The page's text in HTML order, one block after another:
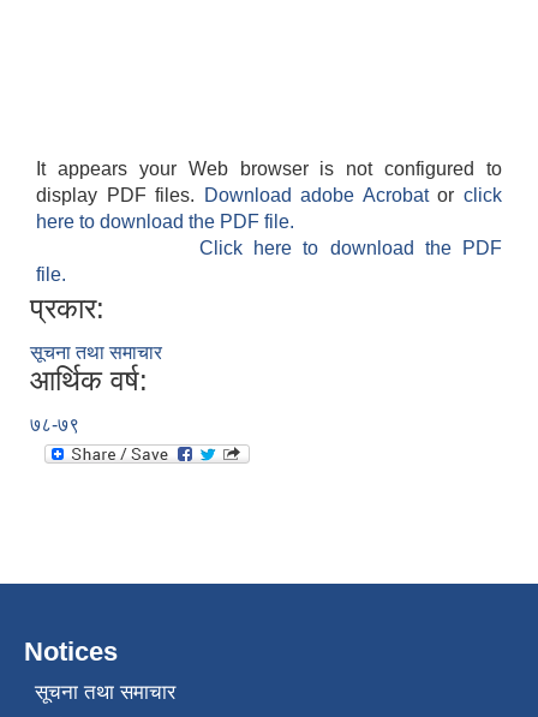
It appears your Web browser is not configured to
display PDF files.
Download adobe Acrobatorclick
here to download the PDF file.
Click here to download the PDF
file.
प्रकार:
सूचना तथा समाचार
आर्थिक वर्ष:
७८-७९
Notices
सूचना तथा समाचार